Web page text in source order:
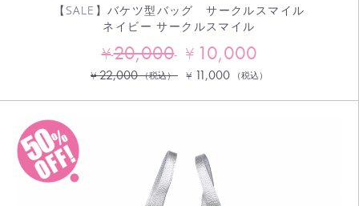
【SALE】バケツ型バッグ サークルスマイル
ネイビー サークルスマイル
¥20,000 ¥ 10,000
¥22,000 （税込） ¥ 11,000 （税込）